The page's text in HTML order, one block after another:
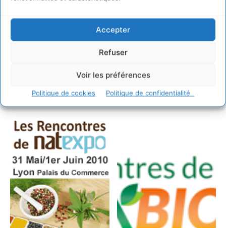
Accepter
Refuser
Voir les préférences
Politique de cookies Politique de confidentialité
2010 de Natexpo
Succès des premières Rencontres de Natexpo à Lyon